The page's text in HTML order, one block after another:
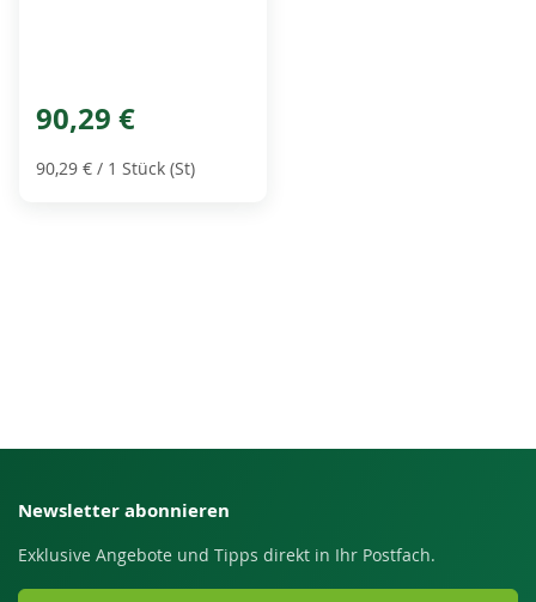
90,29 €
90,29 € / 1 Stück (St)
Newsletter abonnieren
Exklusive Angebote und Tipps direkt in Ihr Postfach.